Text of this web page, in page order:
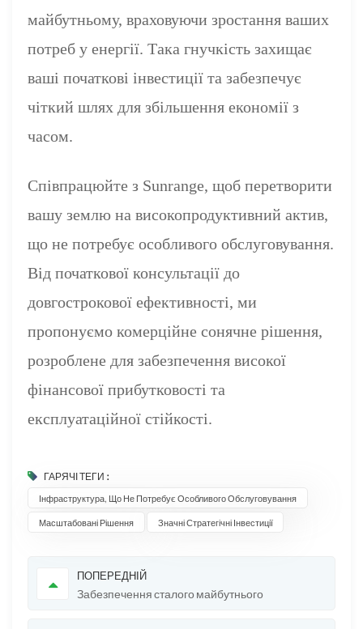
майбутньому, враховуючи зростання ваших
потреб у енергії. Така гнучкість захищає
ваші початкові інвестиції та забезпечує
чіткий шлях для збільшення економії з
часом.
Співпрацюйте з Sunrange, щоб перетворити
вашу землю на високопродуктивний актив,
що не потребує особливого обслуговування.
Від початкової консультації до
довгострокової ефективності, ми
пропонуємо комерційне сонячне рішення,
розроблене для забезпечення високої
фінансової прибутковості та
експлуатаційної стійкості.
ГАРЯЧІ ТЕГИ :
Інфраструктура, Що Не Потребує Особливого Обслуговування
Масштабовані Рішення Значні Стратегічні Інвестиції
ПОПЕРЕДНІЙ
Забезпечення сталого майбутнього